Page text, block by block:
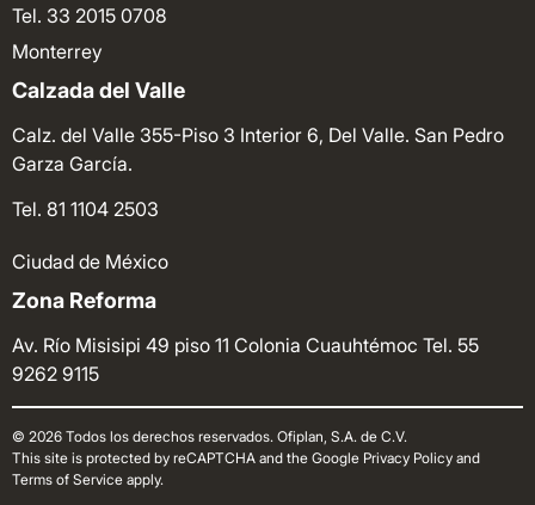
Tel. 33 2015 0708
Monterrey
Calzada del Valle
Calz. del Valle 355-Piso 3 Interior 6, Del Valle. San Pedro
Garza García.
Tel. 81 1104 2503
Ciudad de México
Zona Reforma
Av. Río Misisipi 49 piso 11 Colonia Cuauhtémoc Tel. 55
9262 9115
© 2026 Todos los derechos reservados. Ofiplan, S.A. de C.V.
This site is protected by reCAPTCHA and the Google Privacy Policy and
Terms of Service apply.